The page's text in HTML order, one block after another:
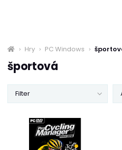
Hry PC Windows
športová
Filter